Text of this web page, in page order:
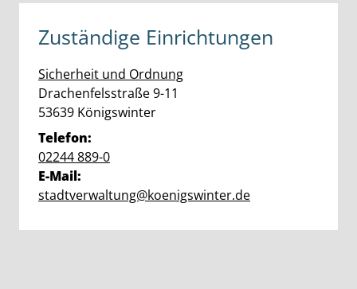
Zuständige Einrichtungen
Sicherheit und Ordnung
Straße:
DrachenfelsstraßeHausnummer:
9-11
PLZ:
53639 Ort:
Königswinter
Telefon:
02244 889-0
E-Mail:
stadtverwaltung@koenigswinter.de